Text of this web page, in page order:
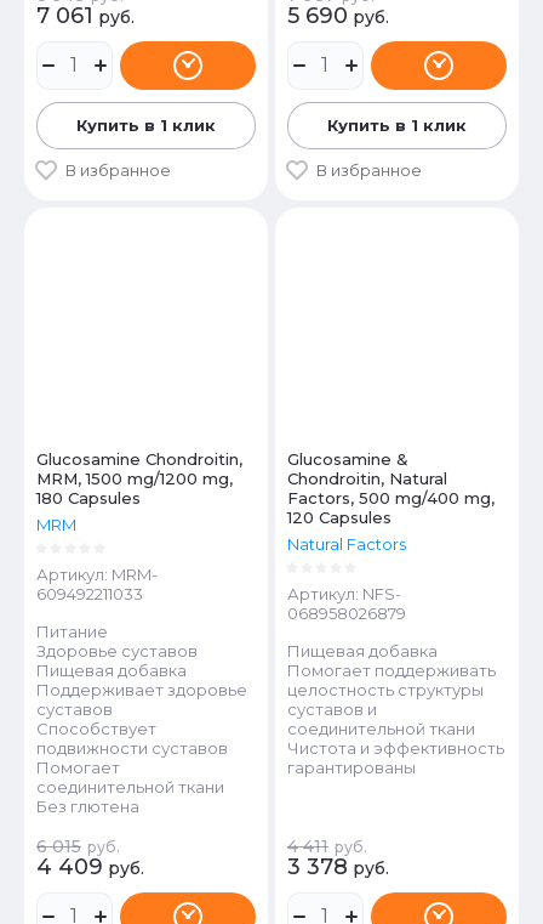
7 061 руб.
Купить в 1 клик
В избранное
5 690 руб.
Купить в 1 клик
В избранное
Glucosamine Chondroitin,
MRM, 1500 mg/1200 mg,
180 Capsules
MRM
Артикул: MRM-
609492211033
Питание
Здоровье суставов
Пищевая добавка
Поддерживает здоровье
суставов
Способствует
подвижности суставов
Помогает
соединительной ткани
Без глютена
6 015 руб.
4 409 руб.
Glucosamine &
Chondroitin, Natural
Factors, 500 mg/400 mg,
120 Capsules
Natural Factors
Артикул: NFS-
068958026879
Пищевая добавка
Помогает поддерживать
целостность структуры
суставов и
соединительной ткани
Чистота и эффективность
гарантированы
4 411 руб.
3 378 руб.